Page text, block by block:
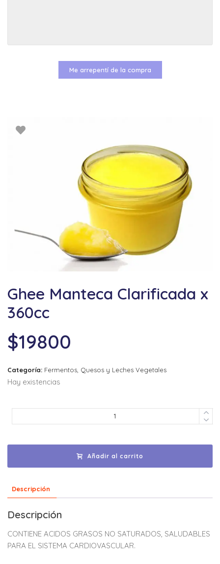
Ghee Manteca Clarificada x
360cc
$19800
Categoría: Fermentos, Quesos y Leches Vegetales
Hay existencias
Añadir al carrito
Descripción
Descripción
CONTIENE ACIDOS GRASOS NO SATURADOS, SALUDABLES
PARA EL SISTEMA CARDIOVASCULAR.
Me arrepentí de la compra